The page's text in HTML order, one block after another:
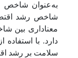
به‌عنوان شاخص
شاخص رشد
معناداری بین
دارد. با
سلامت بر رشد